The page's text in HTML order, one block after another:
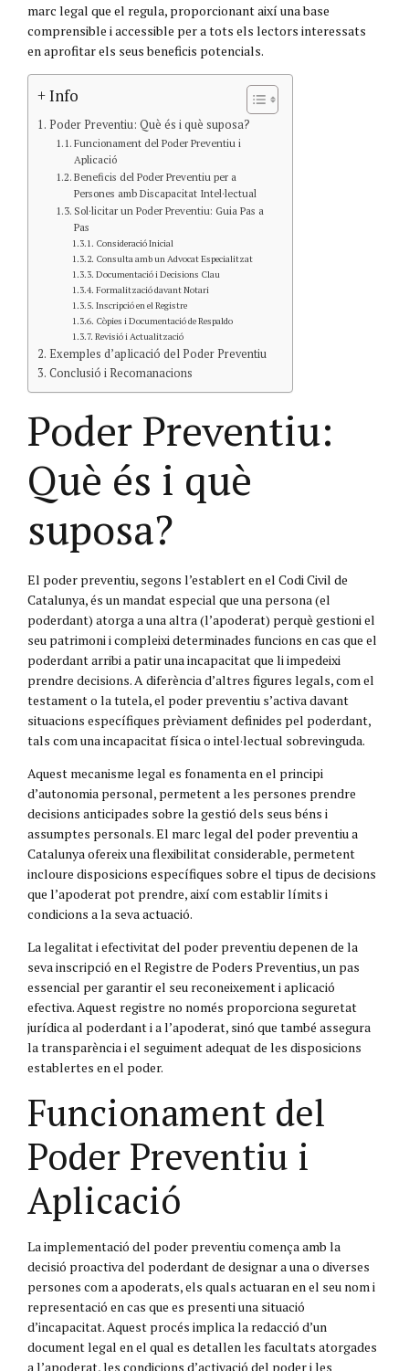
marc legal que el regula, proporcionant així una base
comprensible i accessible per a tots els lectors interessats
en aprofitar els seus beneficis potencials.
+ Info
Poder Preventiu: Què és i què suposa?
Funcionament del Poder Preventiu i
Aplicació
Beneficis del Poder Preventiu per a
Persones amb Discapacitat Intel·lectual
Sol·licitar un Poder Preventiu: Guia Pas a
Pas
Consideració Inicial
Consulta amb un Advocat Especialitzat
Documentació i Decisions Clau
Formalització davant Notari
Inscripció en el Registre
Còpies i Documentació de Respaldo
Revisió i Actualització
Exemples d’aplicació del Poder Preventiu
Conclusió i Recomanacions
Poder Preventiu:
Què és i què
suposa?
El poder preventiu, segons l’establert en el Codi Civil de
Catalunya, és un mandat especial que una persona (el
poderdant) atorga a una altra (l’apoderat) perquè gestioni el
seu patrimoni i compleixi determinades funcions en cas que el
poderdant arribi a patir una incapacitat que li impedeixi
prendre decisions. A diferència d’altres figures legals, com el
testament o la tutela, el poder preventiu s’activa davant
situacions específiques prèviament definides pel poderdant,
tals com una incapacitat física o intel·lectual sobrevinguda.
Aquest mecanisme legal es fonamenta en el principi
d’autonomia personal, permetent a les persones prendre
decisions anticipades sobre la gestió dels seus béns i
assumptes personals. El marc legal del poder preventiu a
Catalunya ofereix una flexibilitat considerable, permetent
incloure disposicions específiques sobre el tipus de decisions
que l’apoderat pot prendre, així com establir límits i
condicions a la seva actuació.
La legalitat i efectivitat del poder preventiu depenen de la
seva inscripció en el Registre de Poders Preventius, un pas
essencial per garantir el seu reconeixement i aplicació
efectiva. Aquest registre no només proporciona seguretat
jurídica al poderdant i a l’apoderat, sinó que també assegura
la transparència i el seguiment adequat de les disposicions
establertes en el poder.
Funcionament del
Poder Preventiu i
Aplicació
La implementació del poder preventiu comença amb la
decisió proactiva del poderdant de designar a una o diverses
persones com a apoderats, els quals actuaran en el seu nom i
representació en cas que es presenti una situació
d’incapacitat. Aquest procés implica la redacció d’un
document legal en el qual es detallen les facultats atorgades
a l’apoderat, les condicions d’activació del poder i les